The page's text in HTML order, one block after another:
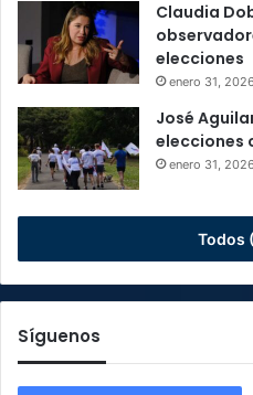
Claudia
elecciones
enero 31, 2026
José
elecciones
enero 31, 2026
Todos
Síguenos